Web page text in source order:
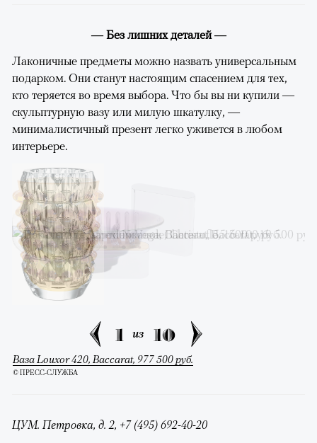
— Без лишних деталей —
Лаконичные предметы можно назвать универсальным
подарком. Они станут настоящим спасением для тех,
кто теряется во время выбора. Что бы вы ни купили —
скульптурную вазу или милую шкатулку, —
минималистичный презент легко уживется в любом
интерьере.
1 из 10
Ваза Louxor 420, Baccarat, 977 500 руб.
© ПРЕСС-СЛУЖБА
ЦУМ. Петровка, д. 2, +7 (495) 692-40-20